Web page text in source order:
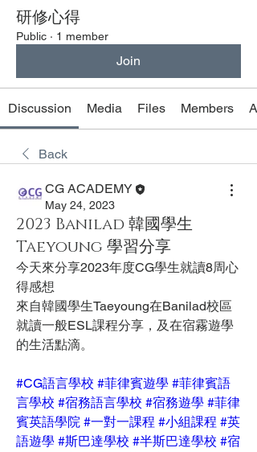
研修心得
Public · 1 member
Join
Discussion Media Files Members
Back
CG ACADEMY
May 24, 2023
2023 Banilad 韓國學生
Taeyoung 學習分享
今天來分享2023年度CG學生就讀8周心
得感想
來自韓國學生Taeyoung在Banilad校區
就讀一般ESL課程分享，及在宿霧遊學
的生活點滴。
#CG語言學校 #菲律賓遊學 #菲律賓語
言學校 #宿務語言學校 #宿務遊學 #菲律
賓英語學院 #一對一課程 #小組課程 #英
語遊學 #斯巴達學校 #半斯巴達學校 #宿